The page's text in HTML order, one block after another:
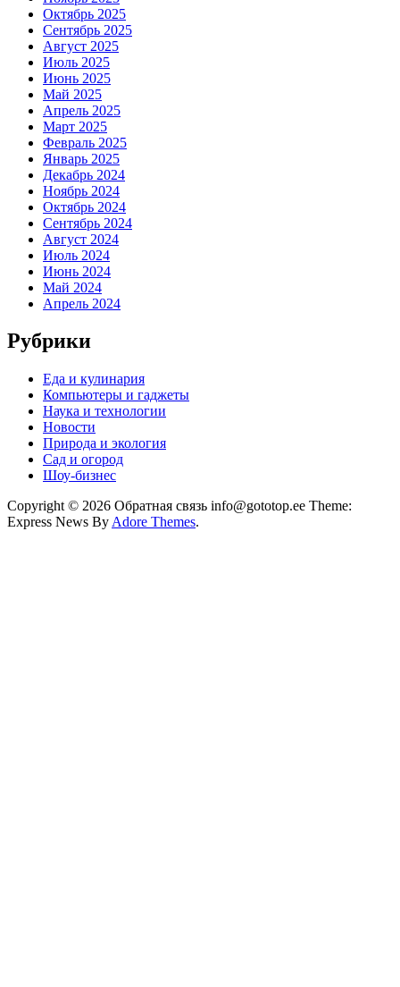
Октябрь 2025
Сентябрь 2025
Август 2025
Июль 2025
Июнь 2025
Май 2025
Апрель 2025
Март 2025
Февраль 2025
Январь 2025
Декабрь 2024
Ноябрь 2024
Октябрь 2024
Сентябрь 2024
Август 2024
Июль 2024
Июнь 2024
Май 2024
Апрель 2024
Рубрики
Еда и кулинария
Компьютеры и гаджеты
Наука и технологии
Новости
Природа и экология
Сад и огород
Шоу-бизнес
Copyright © 2026 Обратная связь info@gototop.ee Theme:
Express News By Adore Themes.